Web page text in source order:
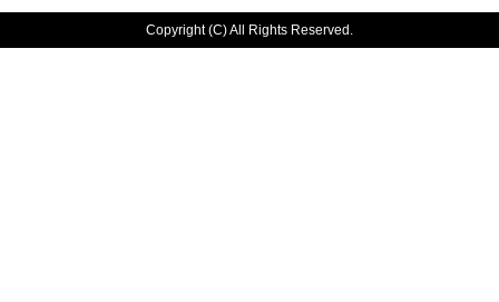
Copyright (C) All Rights Reserved.